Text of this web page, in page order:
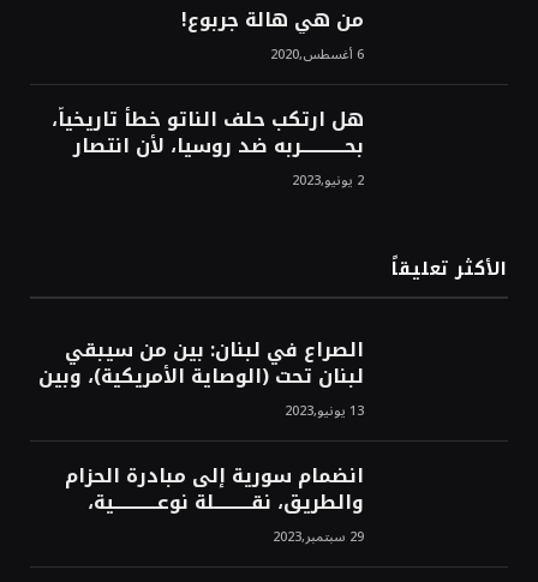
من هي هالة جربوع!
6 أغسطس,2020
هل ارتكب حلف الناتو خطأً تاريخياً،
بحــــــــــــربه ضد روسيا، لأن انتصار
روسيا الحتمي، سيفتت الناتو!محمد
محسن 2 يونيو,2023
الأكثر تعليقاً
الصراع في لبنان: بين من سيبقي
لبنان تحت (الوصاية الأمريكية)، وبين
من سيخرج لبنان من النفق الغربي!
محمد محسن13 يونيو,2023
انضمام سورية إلى مبادرة الحزام
والطريق، نقــــــــــلة نوعــــــــــــية،
استراتيجية، تاريخية، نهائية، نحو
الشرق!محمد محسن29 سبتمبر,2023